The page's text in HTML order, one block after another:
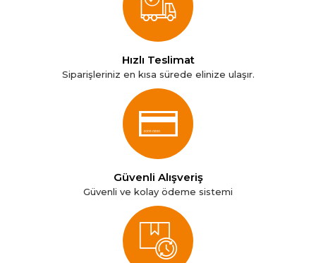
Hızlı Teslimat
Siparişleriniz en kısa sürede elinize ulaşır.
Güvenli Alışveriş
Güvenli ve kolay ödeme sistemi